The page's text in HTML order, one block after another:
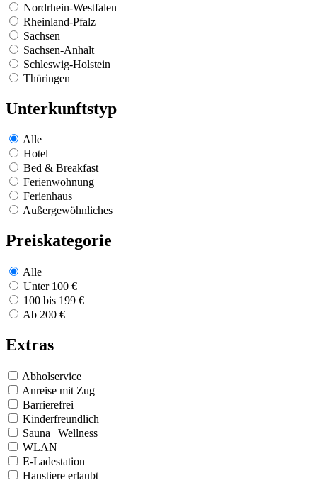
Nordrhein-Westfalen
Rheinland-Pfalz
Sachsen
Sachsen-Anhalt
Schleswig-Holstein
Thüringen
Unterkunftstyp
Alle
Hotel
Bed & Breakfast
Ferienwohnung
Ferienhaus
Außergewöhnliches
Preiskategorie
Alle
Unter 100 €
100 bis 199 €
Ab 200 €
Extras
Abholservice
Anreise mit Zug
Barrierefrei
Kinderfreundlich
Sauna | Wellness
WLAN
E-Ladestation
Haustiere erlaubt